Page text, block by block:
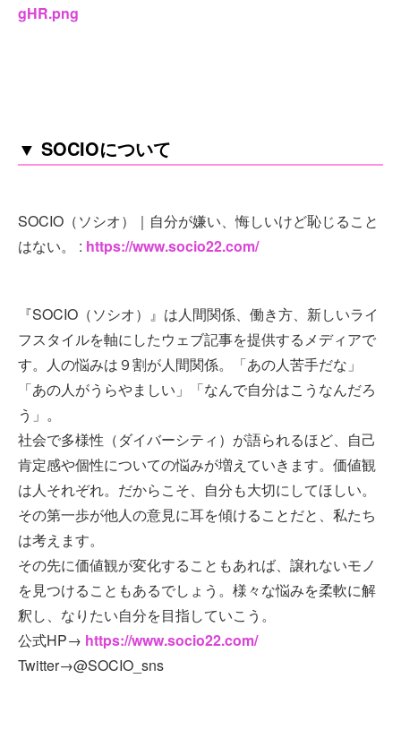
gHR.png
▼ SOCIOについて
SOCIO（ソシオ）｜自分が嫌い、悔しいけど恥じること
はない。 : https://www.socio22.com/
『SOCIO（ソシオ）』は人間関係、働き方、新しいライ
フスタイルを軸にしたウェブ記事を提供するメディアで
す。人の悩みは９割が人間関係。「あの人苦手だな」
「あの人がうらやましい」「なんで自分はこうなんだろ
う」。
社会で多様性（ダイバーシティ）が語られるほど、自己
肯定感や個性についての悩みが増えていきます。価値観
は人それぞれ。だからこそ、自分も大切にしてほしい。
その第一歩が他人の意見に耳を傾けることだと、私たち
は考えます。
その先に価値観が変化することもあれば、譲れないモノ
を見つけることもあるでしょう。様々な悩みを柔軟に解
釈し、なりたい自分を目指していこう。
公式HP→ https://www.socio22.com/
Twitter→@SOCIO_sns